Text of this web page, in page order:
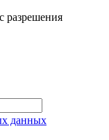
разрешения
данных